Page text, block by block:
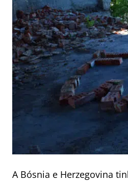
A Bósnia e Herzegovina